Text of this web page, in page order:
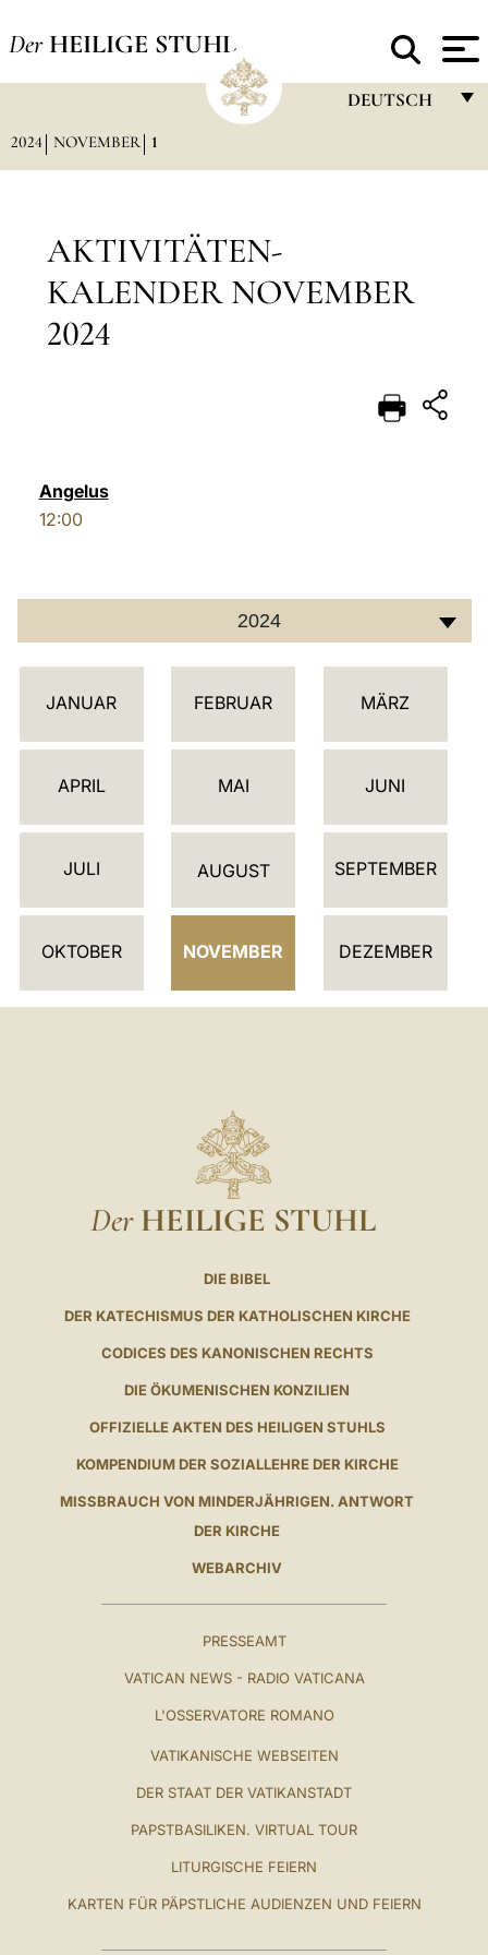
Der HEILIGE STUHL
DEUTSCH
POLSKI
2024 NOVEMBER 1
AKTIVITÄTEN-
KALENDER NOVEMBER
2024
Angelus
12:00
2024
K
L
D
R
JANUAR FEBRUAR MÄRZ
APRIL MAI JUNI
JULI AUGUST SEPTEMBER
OKTOBER NOVEMBER DEZEMBER
Der HEILIGE STUHL
DIE BIBEL
DER KATECHISMUS DER KATHOLISCHEN KIRCHE
CODICES DES KANONISCHEN RECHTS
DIE ÖKUMENISCHEN KONZILIEN
OFFIZIELLE AKTEN DES HEILIGEN STUHLS
KOMPENDIUM DER SOZIALLEHRE DER KIRCHE
MISSBRAUCH VON MINDERJÄHRIGEN. ANTWORT
DER KIRCHE
WEBARCHIV
PRESSEAMT
VATICAN NEWS - RADIO VATICANA
L'OSSERVATORE ROMANO
VATIKANISCHE WEBSEITEN
DER STAAT DER VATIKANSTADT
PAPSTBASILIKEN. VIRTUAL TOUR
LITURGISCHE FEIERN
KARTEN FÜR PÄPSTLICHE AUDIENZEN UND FEIERN